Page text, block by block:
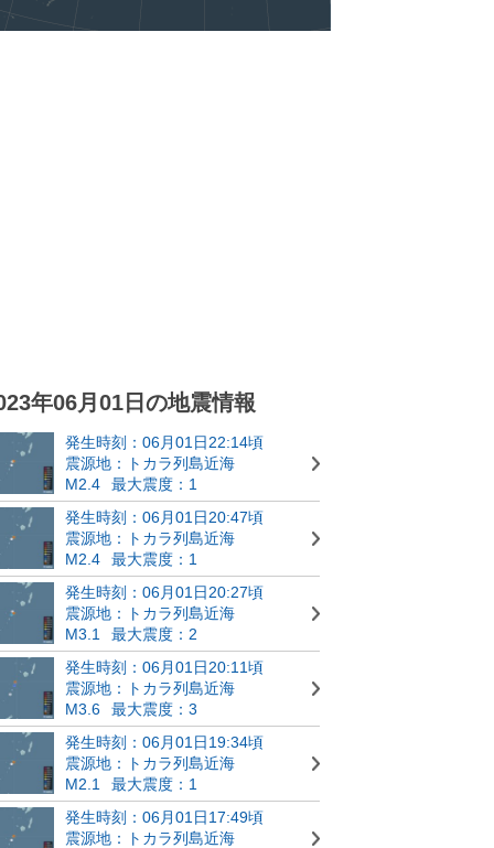
年06月01日の地震情報
発生時刻：06月01日22:14頃
震源地：トカラ列島近海
M2.4
最大震度：1
発生時刻：06月01日20:47頃
震源地：トカラ列島近海
M2.4
最大震度：1
発生時刻：06月01日20:27頃
震源地：トカラ列島近海
M3.1
最大震度：2
発生時刻：06月01日20:11頃
震源地：トカラ列島近海
M3.6
最大震度：3
発生時刻：06月01日19:34頃
震源地：トカラ列島近海
M2.1
最大震度：1
発生時刻：06月01日17:49頃
震源地：トカラ列島近海